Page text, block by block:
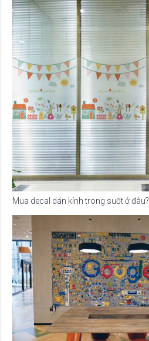
Mua decal dán kính trong suốt ở đâu?